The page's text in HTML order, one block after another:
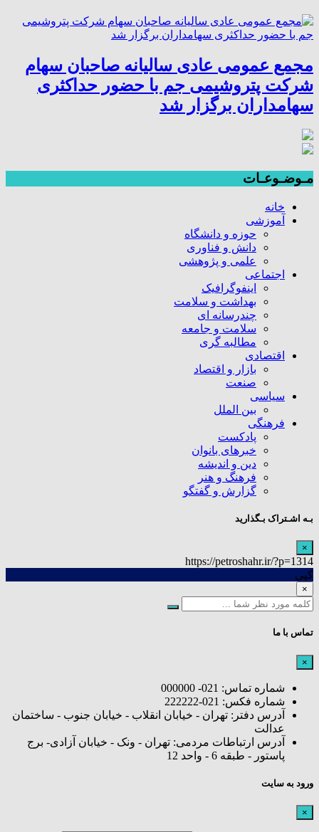
مجمع عمومی عادی سالیانه صاحبان سهام
شرکت پتروشیمی جم با حضور حداکثری
سهامداران برگزار شد
مـوضـوعـات
خانه
آموزشی
حوزه و دانشگاه
دانش و فناوری
علمی و پژوهشی
اجتماعی
اینفوگرافیک
بهداشت و سلامت
چندرسانه ای
سلامت و جامعه
مطالبه گری
اقتصادی
بازار و اقتصاد
صنعت
سیاسی
بین الملل
فرهنگی
پادکست
خبرهای بانوان
دین و اندیشه
فرهنگ و هنر
گزارش و گفتگو
بـه اشـتراک بـگذارید
×
https://petroshahr.ir/?p=1314
کپی
×
تماس با ما
×
شماره تماس: 021- 000000
شماره فکس: 021-222222
آدرس دفتر: تهران - خیابان انقلاب - خیابان جنوب - ساختمان
عدالت
آدرس ارتباطات مردمی: تهران - ونک - خیابان آزادی- برج
پاستور - طبقه 6 - واحد 12
ورود به سایت
×